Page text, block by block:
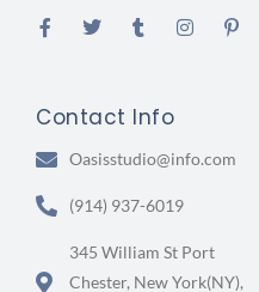
Contact Info
Oasisstudio@info.com
(914) 937-6019
345 William St Port
Chester, New York(NY),